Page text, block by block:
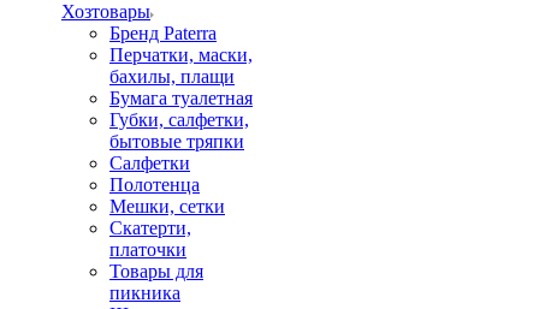
Хозтовары
Бренд Paterra
Перчатки, маски,
бахилы, плащи
Бумага туалетная
Губки, салфетки,
бытовые тряпки
Салфетки
Полотенца
Мешки, сетки
Скатерти,
платочки
Товары для
пикника